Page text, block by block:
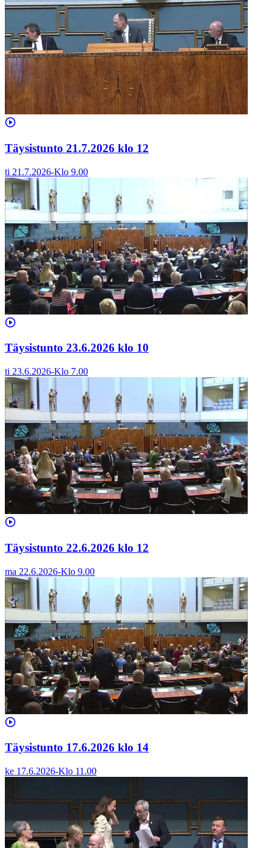
Täysistunto 21.7.2026 klo 12
ti 21.7.2026-Klo 9.00
Täysistunto 23.6.2026 klo 10
ti 23.6.2026-Klo 7.00
Täysistunto 22.6.2026 klo 12
ma 22.6.2026-Klo 9.00
Täysistunto 17.6.2026 klo 14
ke 17.6.2026-Klo 11.00